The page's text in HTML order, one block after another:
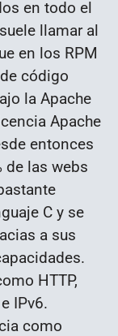
en todo el
llamar al
en los RPM
código
la Apache
Apache
entonces
de las webs
C y se
a sus
HTTP,
IPv6.
como